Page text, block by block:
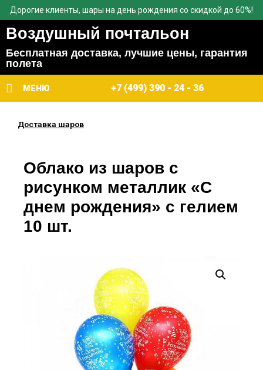
Дорогие клиенты, шары на день рождения со скидкой до 60%!
Воздушный почтальон
Бесплатная доставка, лучшие цены, гарантия
полета
МЕНЮ +7 (499) 390 - 24 - 36
Доставка шаров
Облако из шаров с
рисунком металлик «С
днем рождения» с гелием
10 шт.